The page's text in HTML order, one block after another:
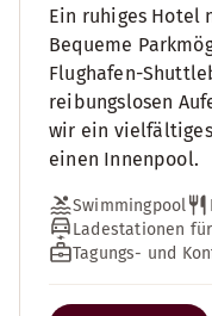
Ein ruhiges Hotel
Bequeme
Flughafen-
reibungslosen
wir ein
einen Innenpool.
Swimmingpool
Ladestationen
Tagungs- und